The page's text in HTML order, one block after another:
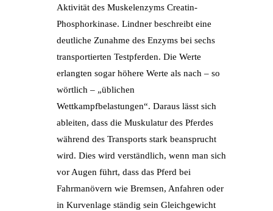
Aktivität des Muskelenzyms Creatin-
Phosphorkinase. Lindner beschreibt eine
deutliche Zunahme des Enzyms bei sechs
transportierten Testpferden. Die Werte
erlangten sogar höhere Werte als nach – so
wörtlich – „üblichen
Wettkampfbelastungen“. Daraus lässt sich
ableiten, dass die Muskulatur des Pferdes
während des Transports stark beansprucht
wird. Dies wird verständlich, wenn man sich
vor Augen führt, dass das Pferd bei
Fahrmanövern wie Bremsen, Anfahren oder
in Kurvenlage ständig sein Gleichgewicht